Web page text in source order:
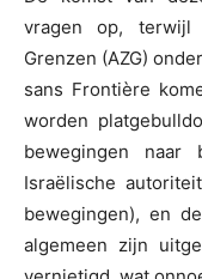
vragen op, terwijl
Grenzen (AZG)
sans Frontière
worden
bewegingen naar
Israëlische
bewegingen), en
algemeen zijn